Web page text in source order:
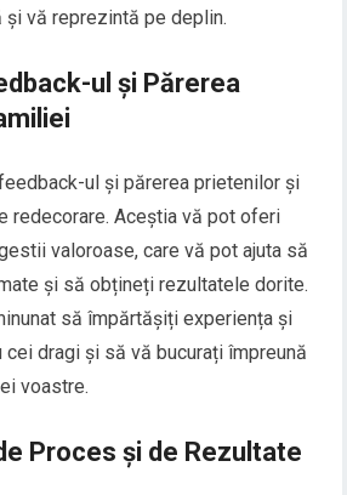
vă reprezintă pe deplin.
ul și Părerea
ul și părerea prietenilor și
redecorare. Aceștia vă pot oferi
valoroase, care vă pot ajuta să
și să obțineți rezultatele dorite.
să împărtășiți experiența și
cei dragi și să vă bucurați împreună
voastre.
Proces și de Rezultate